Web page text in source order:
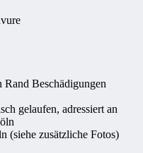
Rand Beschädigungen
gelaufen, adressiert an
(siehe zusätzliche Fotos)